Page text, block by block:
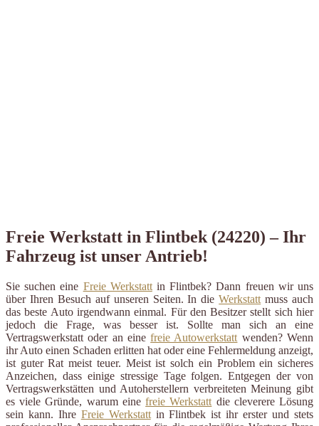
Freie Werkstatt in Flintbek (24220) – Ihr
Fahrzeug ist unser Antrieb!
Sie suchen eine Freie Werkstattin Flintbek? Dann freuen wir uns
über Ihren Besuch auf unseren Seiten. In dieWerkstatt muss auch
das beste Auto irgendwann einmal. Für den Besitzer stellt sich hier
jedoch die Frage, was besser ist. Sollte man sich an eine
Vertragswerkstatt oder an einefreie Autowerkstatt wenden? Wenn
ihr Auto einen Schaden erlitten hat oder eine Fehlermeldung anzeigt,
ist guter Rat meist teuer. Meist ist solch ein Problem ein sicheres
Anzeichen, dass einige stressige Tage folgen. Entgegen der von
Vertragswerkstätten und Autoherstellern verbreiteten Meinung gibt
es viele Gründe, warum einefreie Werkstatt die cleverere Lösung
sein kann. Ihre Freie Werkstattin Flintbek ist ihr erster und stets